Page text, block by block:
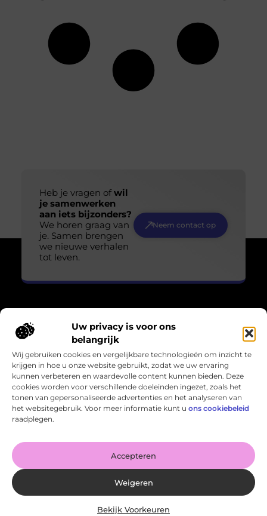
Uw privacy is voor ons
belangrijk
Wij gebruiken cookies en vergelijkbare technologieën om inzicht te
krijgen in hoe u onze website gebruikt, zodat we uw ervaring
kunnen verbeteren en waardevolle content kunnen bieden. Deze
cookies worden voor verschillende doeleinden ingezet, zoals het
tonen van gepersonaliseerde advertenties en het analyseren van
het websitegebruik. Voor meer informatie kunt u ons cookiebeleid
raadplegen.
Accepteren
Weigeren
Bekijk Voorkeuren
Heb je vragen ofwil
je samenwerken
aan iets bijzonders?
We horen graag van
je. Samen brengen
we nieuwe verhalen
tot leven.
Neem contact op
Over Losser Digitaal
“Kijk omhoog. Vind het wonder in het gewone.”
Losser-digitaal.nl nodigt je uit om de magie in het alledaagse
te zien. Inspirerende blogs en verhalen die verwondering
oproepen en het leven in een ander licht zetten.
Bericht categorie
Website index Cookiebeleid (EU)